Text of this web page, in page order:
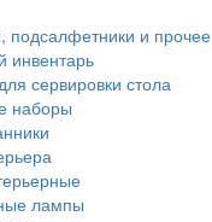
подсалфетники и прочее
инвентарь
сервировки стола
наборы
лампы